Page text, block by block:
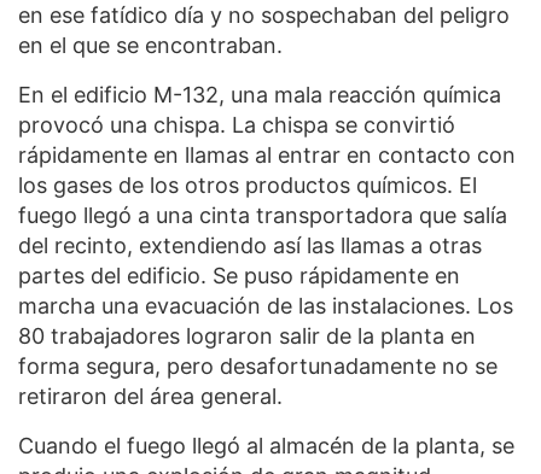
en ese fatídico día y no sospechaban del peligro
en el que se encontraban.
En el edificio M-132, una mala reacción química
provocó una chispa. La chispa se convirtió
rápidamente en llamas al entrar en contacto con
los gases de los otros productos químicos. El
fuego llegó a una cinta transportadora que salía
del recinto, extendiendo así las llamas a otras
partes del edificio. Se puso rápidamente en
marcha una evacuación de las instalaciones. Los
80 trabajadores lograron salir de la planta en
forma segura, pero desafortunadamente no se
retiraron del área general.
Cuando el fuego llegó al almacén de la planta, se